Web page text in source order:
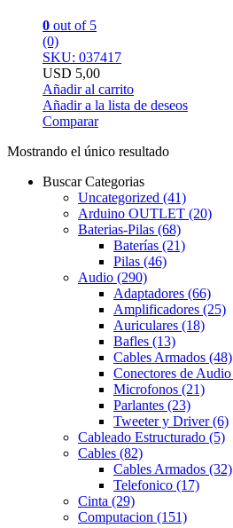
0 out of 5
(0)
SKU: 037417
USD 5,00
Añadir al carrito
Añadir a la lista de deseos
Comparar
Mostrando el único resultado
Buscar Categorias
Uncategorized (41)
Arduino OUTLET (20)
Baterias-Pilas (68)
Baterías (21)
Pilas (46)
Audio (290)
Adaptadores (66)
Amplificadores (25)
Auriculares (18)
Bafles (13)
Cables Armados (48)
Conectores de Audio
Microfonos (21)
Parlantes (23)
Tweeter y Driver(6)
Cableado Estructurado (5)
Cables (82)
Cables Armados (32)
Telefonico (17)
Cinta (29)
Computacion (151)